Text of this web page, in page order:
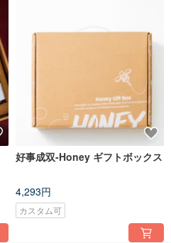
好事成双-Honey ギフトボックス
4,293円
カスタム可